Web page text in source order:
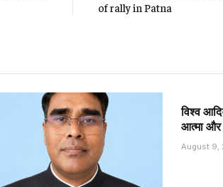
of rally in Patna
विश्व
आत्मा और
August 9,